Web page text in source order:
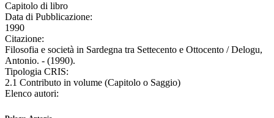
Capitolo di libro
Data di Pubblicazione:
1990
Citazione:
Filosofia e società in Sardegna tra Settecento e Ottocento / Delogu,
Antonio. - (1990).
Tipologia CRIS:
2.1 Contributo in volume (Capitolo o Saggio)
Elenco autori: